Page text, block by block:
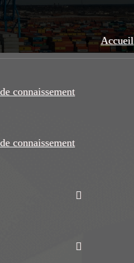
Accueil
connaissement
connaissement